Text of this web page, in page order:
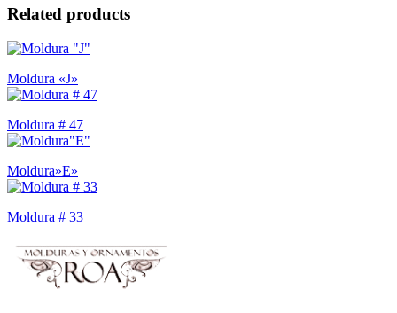
Related products
Moldura «J»
Moldura # 47
Moldura»E»
Moldura # 33